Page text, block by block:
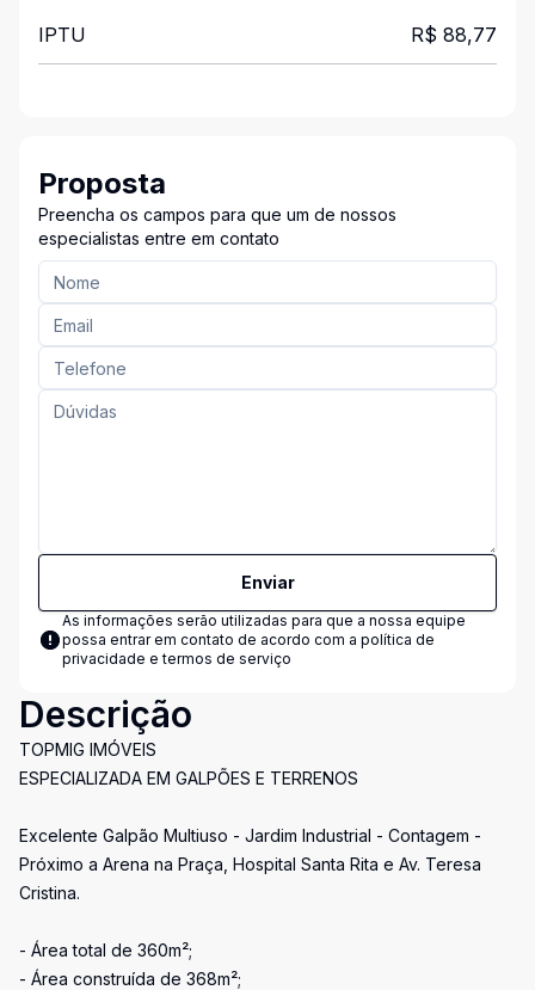
IPTU R$ 88,77
Proposta
Preencha os campos para que um de nossos
especialistas entre em contato
Enviar
As informações serão utilizadas para que a nossa equipe
possa entrar em contato de acordo com a política de
privacidade e termos de serviço
Descrição
TOPMIG IMÓVEIS
ESPECIALIZADA EM GALPÕES E TERRENOS
Excelente Galpão Multiuso - Jardim Industrial - Contagem -
Próximo a Arena na Praça, Hospital Santa Rita e Av. Teresa
Cristina.
- Área total de 360m²;
- Área construída de 368m²;